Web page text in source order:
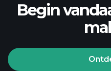
Begin